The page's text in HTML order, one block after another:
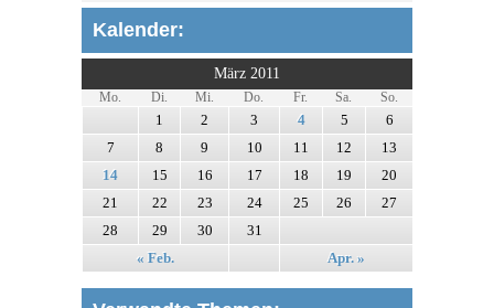
Kalender:
März 2011
Mo. Di. Mi. Do. Fr. Sa. So.
« Feb. Apr. »
1 2 3 4 5
6
7
8 9 10 11 12
13
14
15 16 17 18 19
20
21
22 23 24 25 26
27
28
29 30 31